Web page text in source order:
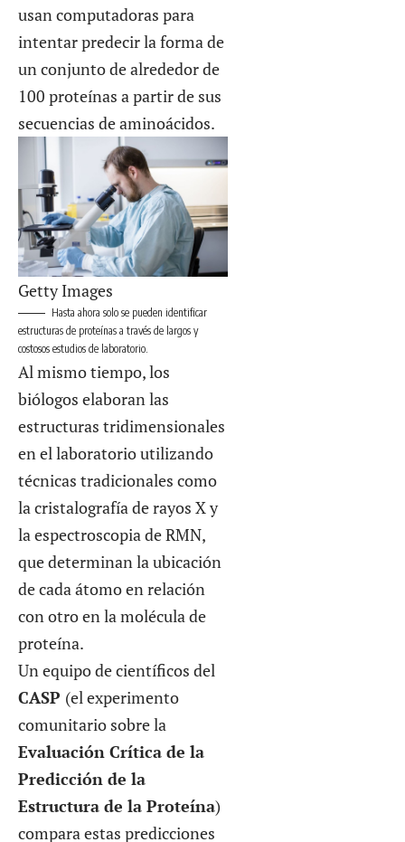
usan computadoras para
intentar predecir la forma de
un conjunto de alrededor de
100 proteínas a partir de sus
secuencias de aminoácidos.
Getty Images
Hasta ahora solo se pueden identificar
estructuras de proteínas a través de largos y
costosos estudios de laboratorio.
Al mismo tiempo, los
biólogos elaboran las
estructuras tridimensionales
en el laboratorio utilizando
técnicas tradicionales como
la cristalografía de rayos X y
la espectroscopia de RMN,
que determinan la ubicación
de cada átomo en relación
con otro en la molécula de
proteína.
Un equipo de científicos del
CASP (el experimento
comunitario sobre la
Evaluación Crítica de la
Predicción de la
Estructura de la Proteína)
compara estas predicciones